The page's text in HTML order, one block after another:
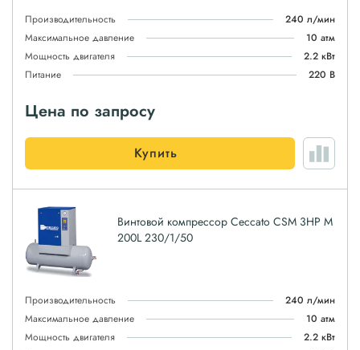
Производительность
240 л/мин
Максимальное давление
10 атм
Мощность двигателя
2.2 кВт
Питание
220 В
Цена по запросу
Купить
Винтовой компрессор Ceccato CSM 3HP M
200L 230/1/50
Производительность
240 л/мин
Максимальное давление
10 атм
Мощность двигателя
2.2 кВт